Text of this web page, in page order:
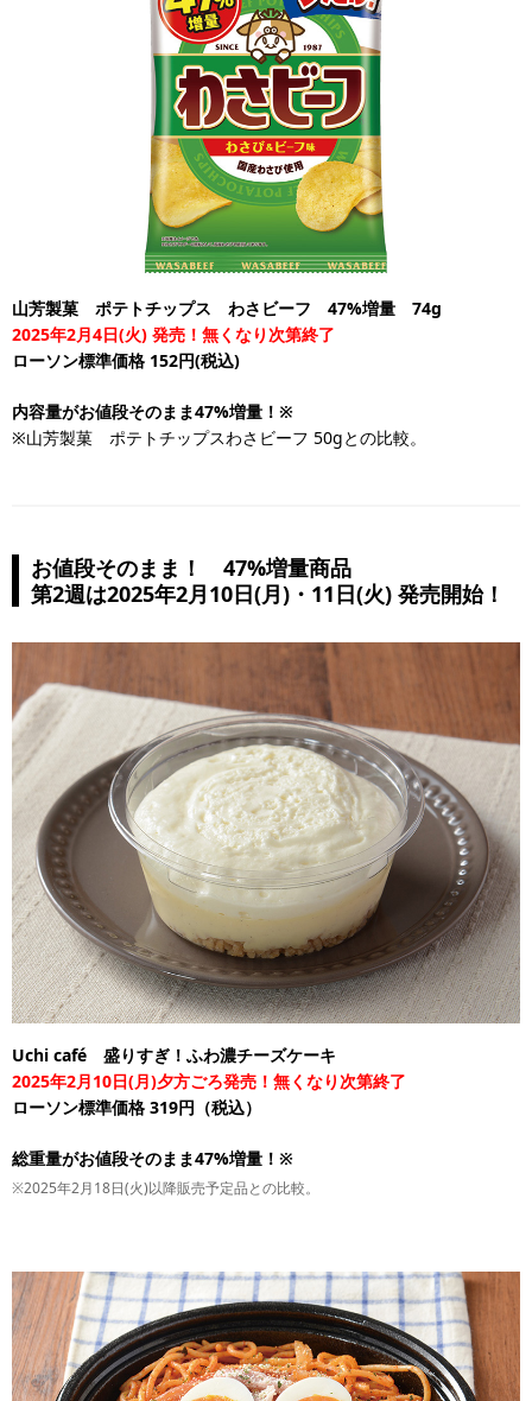
山芳製菓 ポテトチップス わさビーフ 47%増量 74g
2025年2月4日(火) 発売！無くなり次第終了
ローソン標準価格 152円(税込)
内容量がお値段そのまま47%増量！※
※山芳製菓 ポテトチップスわさビーフ 50gとの比較。
お値段そのまま！ 47%増量商品
第2週は2025年2月10日(月)・11日(火) 発売開始！
Uchi café 盛りすぎ！ふわ濃チーズケーキ
2025年2月10日(月)夕方ごろ発売！無くなり次第終了
ローソン標準価格 319円（税込）
総重量がお値段そのまま47%増量！※
※2025年2月18日(火)以降販売予定品との比較。